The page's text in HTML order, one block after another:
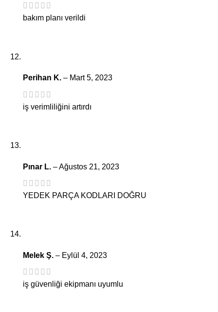
bakım planı verildi
Perihan K. – Mart 5, 2023
iş verimliliğini artırdı
Pınar L. –Ağustos 21, 2023
YEDEK PARÇA KODLARI DOĞRU
Melek Ş. – Eylül 4, 2023
iş güvenliği ekipmanı uyumlu